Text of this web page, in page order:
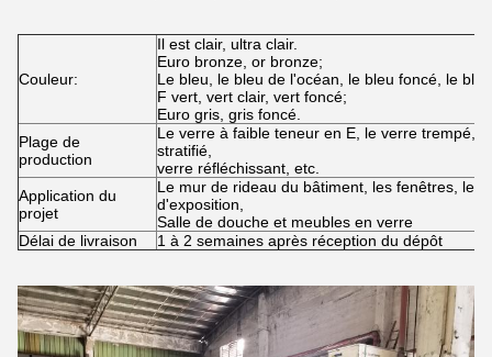
Couleur:
Il est clair, ultra clair.
Euro bronze, or bronze;
Le bleu, le bleu de l'océan, le bleu foncé, le
F vert, vert clair, vert foncé;
Euro gris, gris foncé.
Plage de
production
Le verre à faible teneur en E, le verre trempé,
stratifié,
verre réfléchissant, etc.
Application du
projet
Le mur de rideau du bâtiment, les fenêtres, les
d'exposition,
Salle de douche et meubles en verre
Délai de livraison
1 à 2 semaines après réception du dépôt